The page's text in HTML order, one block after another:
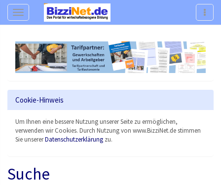
Navigation
Cookie-Hinweis
Um Ihnen eine bessere Nutzung unserer Seite zu ermöglichen,
verwenden wir Cookies. Durch Nutzung von www.BizziNet.de stimmen
Sie unsererDatenschutzerklärung zu.
Suche